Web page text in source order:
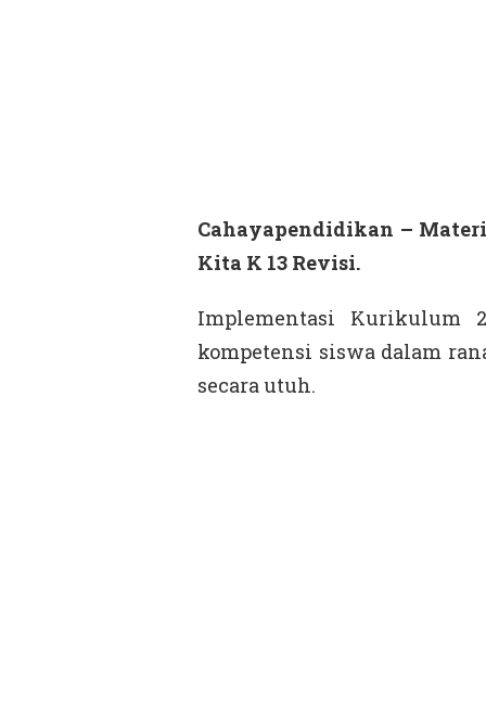
Cahayapendidikan –
Kita K 13 Revisi.
Implementasi Kurikulum
kompetensi siswa dalam
secara utuh.